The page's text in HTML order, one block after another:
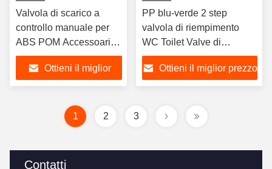
Contatti
Valvola di scarico a
controllo manuale per
ABS POM Accessoari di
vasca igienica di
plastica a risparmio
idrico
Ottieni il miglior
PP blu-verde 2 step
valvola di riempimento
WC Toilet Valve di
riempimento per istituti
educativi
Ottieni il miglior prezzo
1 2 3